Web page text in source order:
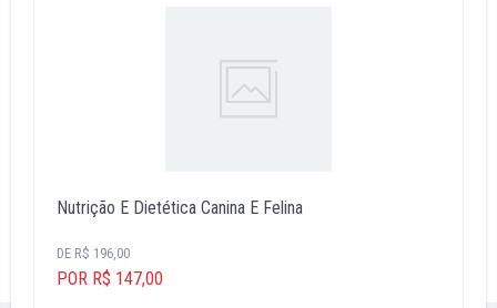
Nutrição E Dietética Canina E Felina
DE R$ 196,00
POR R$ 147,00